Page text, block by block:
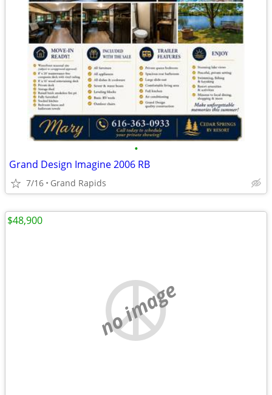
•
Grand Design Imagine 2006 RB
7/16 Grand Rapids
no image
$48,900